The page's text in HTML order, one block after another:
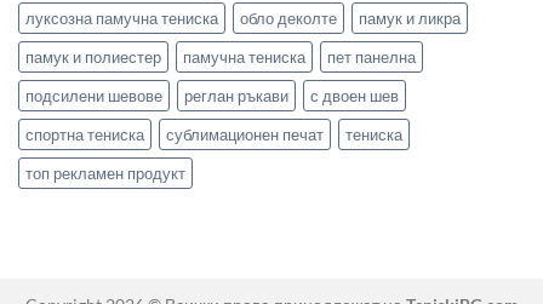
луксозна памучна тениска
обло деколте
памук и ликра
памук и полиестер
памучна тениска
пет панелна
подсилени шевове
реглан ръкави
с двоен шев
спортна тениска
сублимационен печат
тениска
топ рекламен продукт